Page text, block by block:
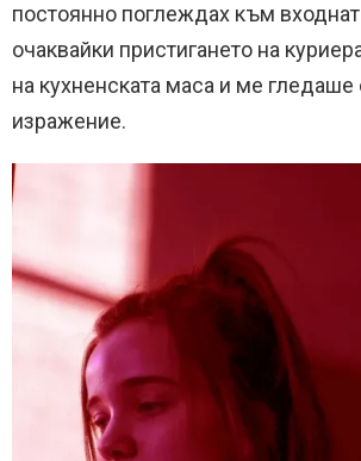
постоянно поглеждах към
очаквайки пристигането на
на кухненската маса и ме
изражение.